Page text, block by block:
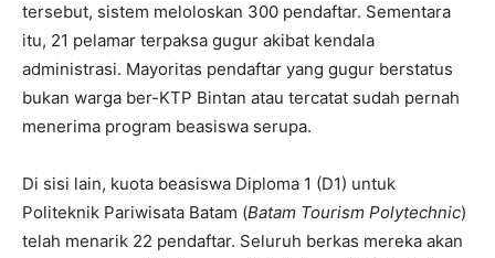
tersebut, sistem meloloskan 300 pendaftar. Sementara
itu, 21 pelamar terpaksa gugur akibat kendala
administrasi. Mayoritas pendaftar yang gugur berstatus
bukan warga ber-KTP Bintan atau tercatat sudah pernah
menerima program beasiswa serupa.
Di sisi lain, kuota beasiswa Diploma 1 (D1) untuk
Politeknik Pariwisata Batam (Batam Tourism Polytechnic)
telah menarik 22 pendaftar. Seluruh berkas mereka akan